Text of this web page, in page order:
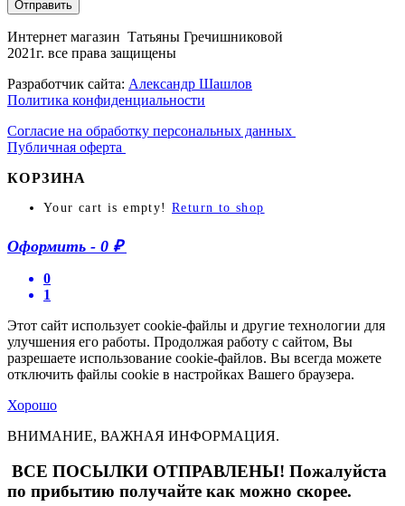
Отправить
Интернет магазин Татьяны Гречишниковой
2021г. все права защищены
Разработчик сайта: Александр Шашлов
Политика конфиденциальности
Согласие на обработку персональных данных
Публичная оферта
КОРЗИНА
Your cart is empty! Return to shop
Оформить - 0 ₽
0
1
Этот сайт использует cookie-файлы и другие технологии для
улучшения его работы. Продолжая работу с сайтом, Вы
разрешаете использование cookie-файлов. Вы всегда можете
отключить файлы cookie в настройках Вашего браузера.
Хорошо
ВНИМАНИЕ, ВАЖНАЯ ИНФОРМАЦИЯ.
ВСЕ ПОСЫЛКИ ОТПРАВЛЕНЫ! Пожалуйста
по прибытию получайте как можно скорее.